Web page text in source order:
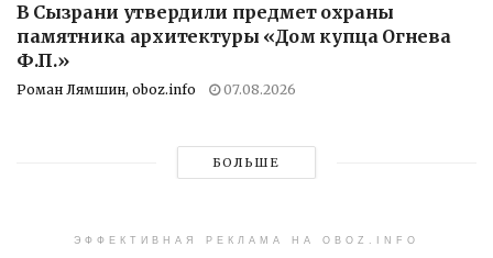
В Сызрани утвердили предмет охраны
памятника архитектуры «Дом купца Огнева
Ф.П.»
Роман Лямшин, oboz.info 07.08.2026
БОЛЬШЕ
ЭФФЕКТИВНАЯ РЕКЛАМА НА OBOZ.INFO